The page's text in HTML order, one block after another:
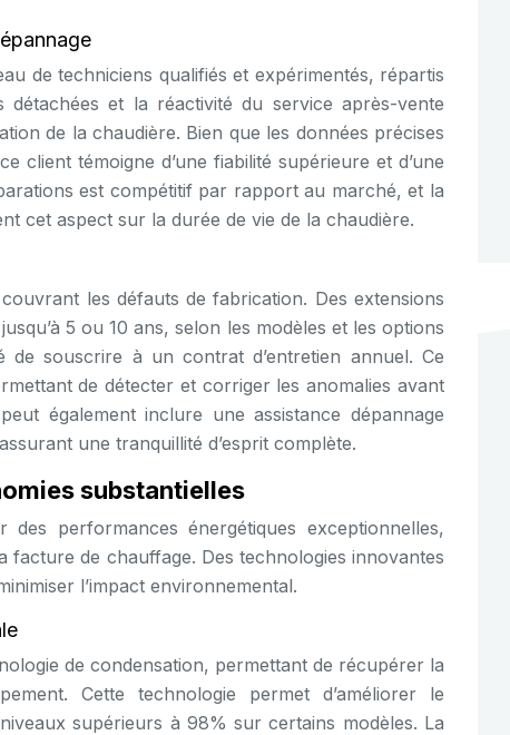
de techniciens qualifiés et expérimentés, répartis
et la réactivité du service après-vente
de la chaudière. Bien que les données précises
client témoigne d’une fiabilité supérieure et d’une
est compétitif par rapport au marché, et la
cet aspect sur la durée de vie de la chaudière.
les défauts de fabrication. Des extensions
5 ou 10 ans, selon les modèles et les options
souscrire à un contrat d’entretien annuel. Ce
de détecter et corriger les anomalies avant
également inclure une assistance dépannage
une tranquillité d’esprit complète.
substantielles
performances énergétiques exceptionnelles,
facture de chauffage. Des technologies innovantes
l’impact environnemental.
de condensation, permettant de récupérer la
Cette technologie permet d’améliorer le
supérieurs à 98% sur certains modèles. La